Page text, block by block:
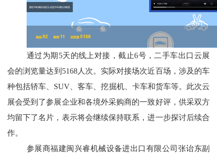
通过为期 5天的线上对接，截止6号，二手车出口云展
会的浏览量达到5168人次。实际对接场次近百场，涉及的车
种包括轿车、SUV、客车、挖掘机、卡车和货车等。 此次云
展会受到了参展企业和各境外采购商的一致好评， 供采双方
均留下了名片，表示将会继续保持联系，进一步探讨后续合
作。
参展商福建闽兴睿机械设备进出口有限公司张诒东副